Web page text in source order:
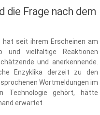
die Frage nach dem
hat seit ihrem Erscheinen am
und vielfältige Reaktionen
und anerkennende.
Enzyklika derzeit zu den
Wortmeldungen im
Technologie gehört, hätte
erwartet.